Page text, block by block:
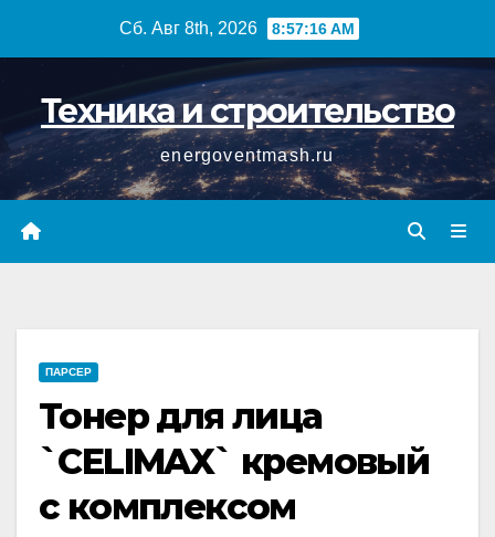
Сб. Авг 8th, 2026 8:57:16 AM
Техника и строительство
energoventmash.ru
ПАРСЕР
Тонер для лица
`CELIMAX` кремовый
с комплексом